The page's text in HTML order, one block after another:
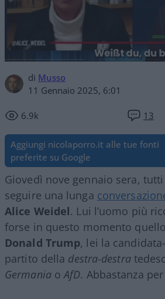
di Musso
11 Gennaio 2025, 6:01
6.9k 13
Aggiungi nicolaporro.it alle tue fonti
preferite su Google
Giovedì nove gennaio sera,
seguire una lunga
Alice Weidel. Lui l’uomo più
forse in questo momento
Donald Trump, lei la
partito della destra-destra
GermaniaoAfD. Abbastanza